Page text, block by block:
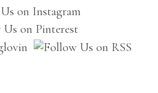
Eis
& Sirup